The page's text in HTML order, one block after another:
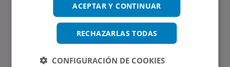
www.altamirainmuebles.com
Edificio Skylight
Avenida de Manoteras 14-16, 28050, Madrid
ACEPTAR Y CONTINUAR
RECHAZARLAS TODAS
CONFIGURACIÓN DE COOKIES